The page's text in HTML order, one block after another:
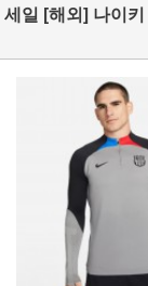
세일 [해외] 나이